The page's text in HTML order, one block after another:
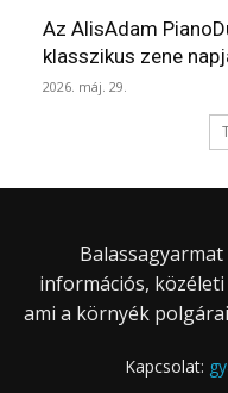
Az AlisAdam
klasszikus zene
2026. máj. 29.
információs,
ami a környék
Kapcsolat: